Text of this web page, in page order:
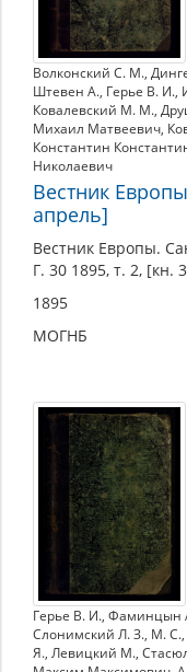
Волконский С. М.,
Штевен А., Герье В. И.,
Ковалевский М. М.,
Михаил Матвеевич,
Константин
Николаевич
Вестник
апрель]
Вестник Европы.
Г. 30 1895, т. 2, [кн.
1895
МОГНБ
Герье В. И., Фаминцын
Слонимский Л. З., М. С.,
Я., Левицкий М.,